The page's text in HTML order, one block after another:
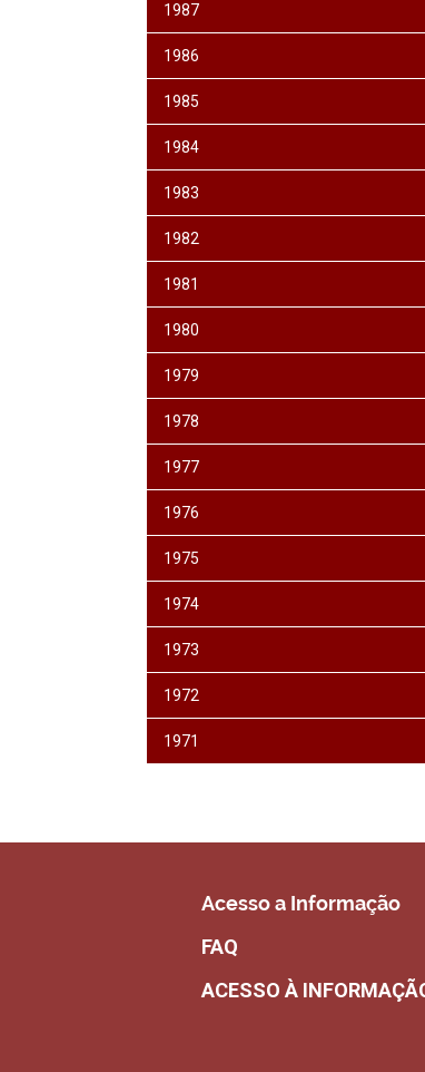
1987
1986
1985
1984
1983
1982
1981
1980
1979
1978
1977
1976
1975
1974
1973
1972
1971
Acesso a Informação
FAQ
ACESSO À